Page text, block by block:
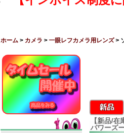
ホーム > カメラ > 一眼レフカメラ用レンズ>
【新品/
パワーズ